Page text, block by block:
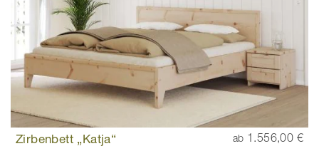
Zirbenbett „Katja“ ab 1.556,00 €